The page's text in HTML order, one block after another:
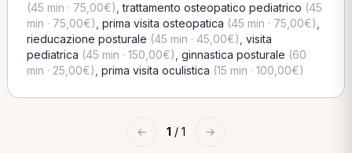
(45 min · 75,00€) ,trattamento osteopatico pediatrico (45
min · 75,00€) prima visita osteopatica (45 min · 75,00€)
rieducazione posturale (45 min · 45,00€) visita
pediatrica (45 min · 150,00€) ginnastica posturale (60
min · 25,00€) prima visita oculistica (15 min · 100,00€)
← 1 / 1 →